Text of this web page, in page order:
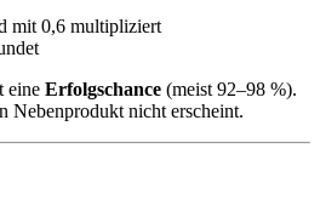
mit 0,6 multipliziert
eine Erfolgschance (meist 92–98 %).
Nebenprodukt nicht erscheint.